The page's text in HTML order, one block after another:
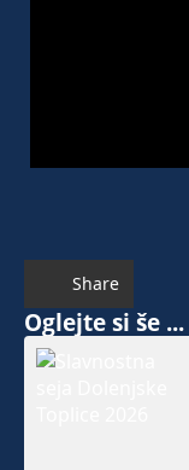
Share
Oglejte si še ...